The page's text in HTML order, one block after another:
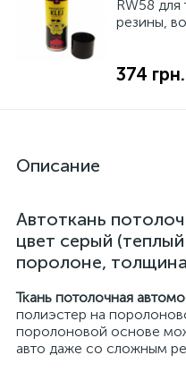
RW58
резины,
374 грн.
Описание
Автоткань
цвет серый
поролоне,
Ткань потолочная
полиэстер на
поролоновой основе
авто даже со сложным